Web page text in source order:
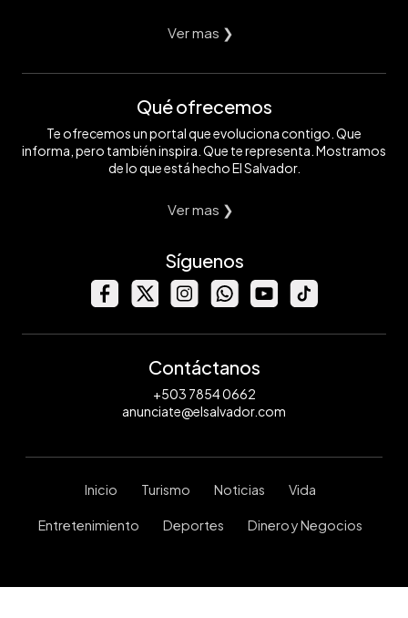
Ver mas ❯
Qué ofrecemos
Te ofrecemos un portal que evoluciona contigo. Que
informa, pero también inspira. Que te representa. Mostramos
de lo que está hecho El Salvador.
Ver mas ❯
Síguenos
Contáctanos
+503 7854 0662
anunciate@elsalvador.com
Inicio Turismo Noticias Vida
Entretenimiento Deportes Dinero y Negocios